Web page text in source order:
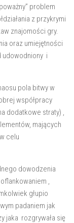
problem
z przykrymi
znajomości gry.
oraz umiejętności
udowodniony i
pola bitwy w
współpracy
dodatkowe straty) ,
mających
celu
dowodzenia
,
głupio
padaniem jak
jaka rozgrywała się